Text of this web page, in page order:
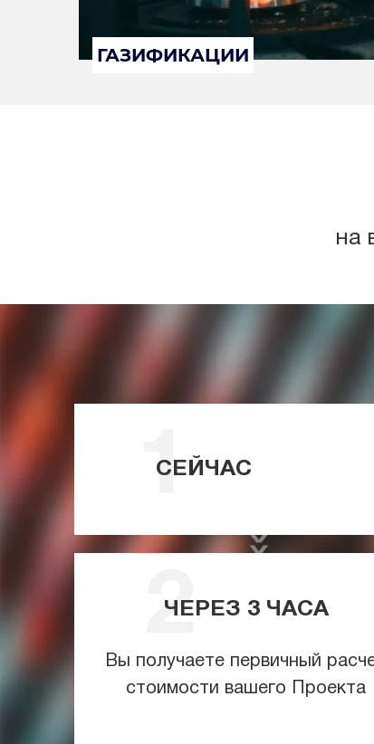
ГАЗИФИКАЦИИ
на
СЕЙЧАС
ЧЕРЕЗ 3ЧАСА
Вы получаете первичный
стоимости вашего Проекта